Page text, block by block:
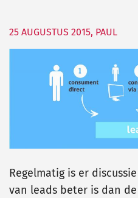
25 AUGUSTUS 2015, PAUL
Regelmatig is er
van leads beter is dan